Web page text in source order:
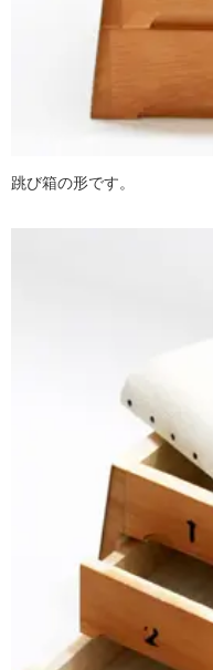
跳び箱の形です。